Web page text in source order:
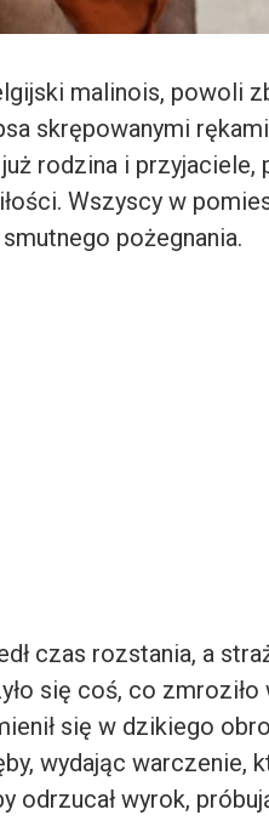
malinois, powoli
skrępowanymi
rodzina i przyjaciele,
Wszyscy w
pożegnania.
czas rozstania, a
się coś, co
się w dzikiego
wydając warczenie,
odrzucał wyrok,